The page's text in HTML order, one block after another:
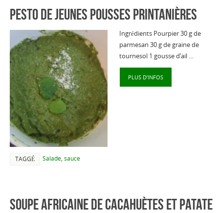
Pesto de jeunes pousses printanières
Ingrédients Pourpier 30 g de
parmesan 30 g de graine de
tournesol 1 gousse d’ail …
PLUS D’INFOS
TAGGÉ Salade, sauce
Soupe africaine de cacahuètes et patate